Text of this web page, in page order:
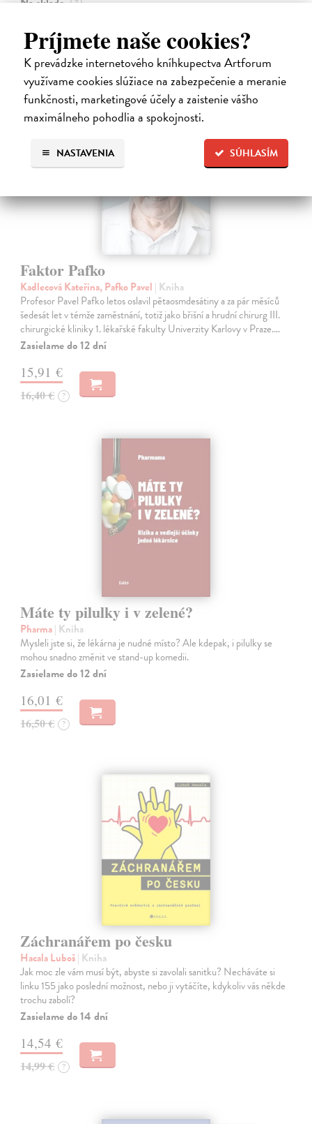
Príjmete naše cookies?
K prevádzke internetového kníhkupectva Artforum
využívame cookies slúžiace na zabezpečenie a meranie
funkčnosti, marketingové účely a zaistenie vášho
maximálneho pohodlia a spokojnosti.
SÚHLASÍM
NASTAVENIA
?
21,47 €
22,60 €
Faktor Pafko
Kadlecová Kateřina, Pafko Pavel | Kniha
Profesor Pavel Pafko letos oslavil pětaosmdesátiny a za pár měsíců
šedesát let v témže zaměstnání, totiž jako břišní a hrudní chirurg III.
chirurgické kliniky 1. lékařské fakulty Univerzity Karlovy v Praze.…
Zasielame do 12 dní
15,91 €
16,40 € ?
Máte ty pilulky i v zelené?
Pharma| Kniha
Mysleli jste si, že lékárna je nudné místo? Ale kdepak, i pilulky se
mohou snadno změnit ve stand-up komedii.
Zasielame do 12 dní
16,01 €
16,50 € ?
Záchranářem po česku
Hacala Luboš| Kniha
Jak moc zle vám musí být, abyste si zavolali sanitku? Necháváte si
linku 155 jako poslední možnost, nebo ji vytáčíte, kdykoliv vás někde
trochu zabolí?
Zasielame do 14 dní
14,54 €
14,99 € ?